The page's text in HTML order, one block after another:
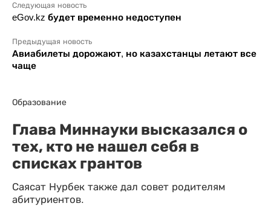
Следующая новость
eGov.kz будет временно недоступен
Предыдущая новость
Авиабилеты дорожают, но казахстанцы летают все
чаще
Образование
Глава Миннауки высказался о
тех, кто не нашел себя в
списках грантов
Саясат Нурбек также дал совет родителям
абитуриентов.